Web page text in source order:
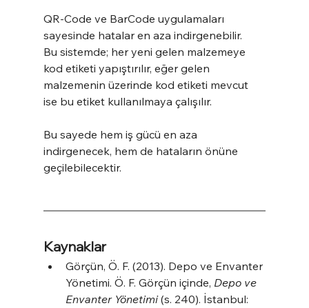
QR-Code ve BarCode uygulamaları
sayesinde hatalar en aza indirgenebilir.
Bu sistemde; her yeni gelen malzemeye
kod etiketi yapıştırılır, eğer gelen
malzemenin üzerinde kod etiketi mevcut
ise bu etiket kullanılmaya çalışılır.
Bu sayede hem iş gücü en aza
indirgenecek, hem de hataların önüne
geçilebilecektir.
Kaynaklar
Görçün, Ö. F. (2013). Depo ve Envanter
Yönetimi. Ö. F. Görçün içinde, Depo ve
Envanter Yönetimi (s. 240). İstanbul: